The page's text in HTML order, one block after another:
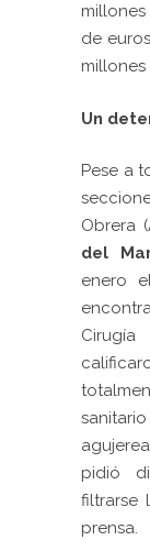
de
millones
Un
Pese a
Obrera
del
enero
pidió
filtrarse
prensa.